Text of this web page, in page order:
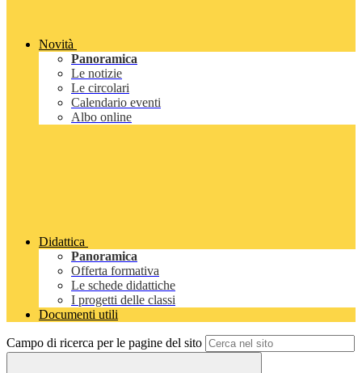
Novità
Panoramica
Le notizie
Le circolari
Calendario eventi
Albo online
Didattica
Panoramica
Offerta formativa
Le schede didattiche
I progetti delle classi
Documenti utili
Campo di ricerca per le pagine del sito